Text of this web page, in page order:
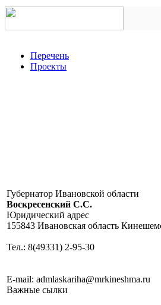
Перечень
Проекты
Губернатор Ивановской области
Воскресенский C.C.
Юридический адрес
155843 Ивановская область
Тел.: 8(49331) 2-95-30
E-mail: admlaskariha@mrkineshma.ru
Важные сылки